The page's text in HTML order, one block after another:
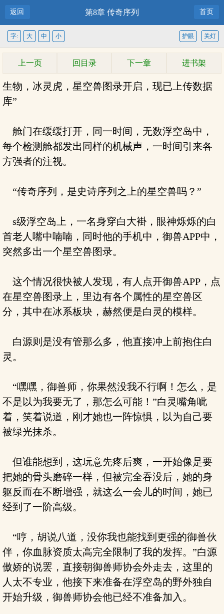
返回 第8章 传奇序列 首页
关灯
护眼
字: 大 中 小
上一页 回目录 下一章 进书架
生物，冰灵虎，星空兽图录开启，现已上传数据
库”
舱门在缓缓打开，同一时间，无数浮空岛中，
每个检测舱都发出同样的机械声，一时间引来各
方强者的注视。
“传奇序列，是史诗序列之上的星空兽吗？”
s级浮空岛上，一名身穿白大褂，眼神烁烁的白
首老人嘴中喃喃，同时他的手机中，御兽APP中，
突然多出一个星空兽图录。
这个情况很快被人发现，有人点开御兽APP，点
在星空兽图录上，里边有各个属性的星空兽区
分，其中在冰系板块，赫然便是白灵的模样。
白源则是没有管那么多，他直接冲上前抱住白
灵。
“嘿嘿，御兽师，你果然没我不行啊！怎么，是
不是以为我要无了，那怎么可能！”白灵嘴角呲
着，笑着说道，刚才她也一阵惊惧，以为自己要
被绿光抹杀。
但谁能想到，这玩意先疼后爽，一开始像是要
把她的骨头磨碎一样，但被完全吞没后，她的身
躯反而在不断增强，就这么一会儿的时间，她已
经到了一阶高级。
“哼，胡说八道，没你我也能找到更强的御兽伙
伴，你血脉资质太高完全限制了我的发挥。”白源
傲娇的说罢，直接朝御兽师协会外走去，这里的
人太不专业，他接下来准备在浮空岛的野外独自
开始升级，御兽师协会他已经不准备加入。